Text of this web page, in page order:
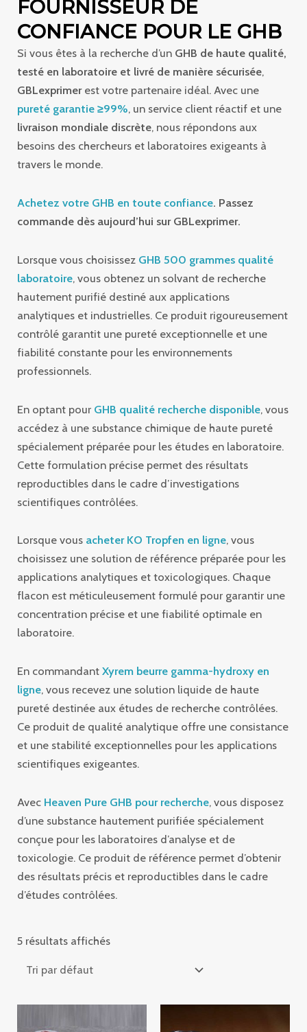
FOURNISSEUR DE
CONFIANCE POUR LE GHB
Si vous êtes à la recherche d’un GHB de haute qualité,
testé en laboratoire et livré de manière sécurisée,
GBLexprimerest votre partenaire idéal. Avec une
pureté garantie ≥99%, un service client réactif et une
livraison mondiale discrète, nous répondons aux
besoins des chercheurs et laboratoires exigeants à
travers le monde.
Achetez votre GHB en toute confiance. Passez
commande dès aujourd’hui sur GBLexprimer.
Lorsque vous choisissez GHB 500 grammes qualité
laboratoire, vous obtenez un solvant de recherche
hautement purifié destiné aux applications
analytiques et industrielles. Ce produit rigoureusement
contrôlé garantit une pureté exceptionnelle et une
fiabilité constante pour les environnements
professionnels.
En optant pour GHB qualité recherche disponible, vous
accédez à une substance chimique de haute pureté
spécialement préparée pour les études en laboratoire.
Cette formulation précise permet des résultats
reproductibles dans le cadre d’investigations
scientifiques contrôlées.
Lorsque vous acheter KO Tropfen en ligne, vous
choisissez une solution de référence préparée pour les
applications analytiques et toxicologiques. Chaque
flacon est méticuleusement formulé pour garantir une
concentration précise et une fiabilité optimale en
laboratoire.
En commandantXyrem beurre gamma-hydroxy en
ligne, vous recevez une solution liquide de haute
pureté destinée aux études de recherche contrôlées.
Ce produit de qualité analytique offre une consistance
et une stabilité exceptionnelles pour les applications
scientifiques exigeantes.
Avec Heaven Pure GHB pour recherche, vous disposez
d’une substance hautement purifiée spécialement
conçue pour les laboratoires d’analyse et de
toxicologie. Ce produit de référence permet d’obtenir
des résultats précis et reproductibles dans le cadre
d’études contrôlées.
5 résultats affichés